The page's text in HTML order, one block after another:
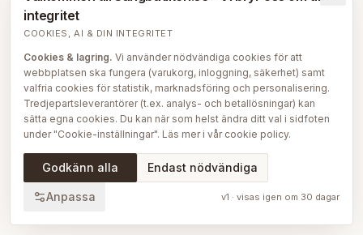
integritet
COOKIES, AI & DIN INTEGRITET
Cookies & lagring. Vi använder nödvändiga cookies för att
webbplatsen ska fungera (varukorg, inloggning, säkerhet) samt
valfria cookies för statistik, marknadsföring och personalisering.
Tredjepartsleverantörer (t.ex. analys- och betallösningar) kan
sätta egna cookies. Du kan när som helst ändra ditt val i sidfoten
under "Cookie-inställningar". Läs mer i vår cookie policy.
AI på Sängbutiken.För att ge dig en bättre upplevelse använder
vi delvis AI-teknik — bl.a. för smartare sök- och
att skapa, översätta och redigera delar av vårt redaktionella
Godkänn alla Endast nödvändiga
Anpassa v1 · visas igen om 30 dagar